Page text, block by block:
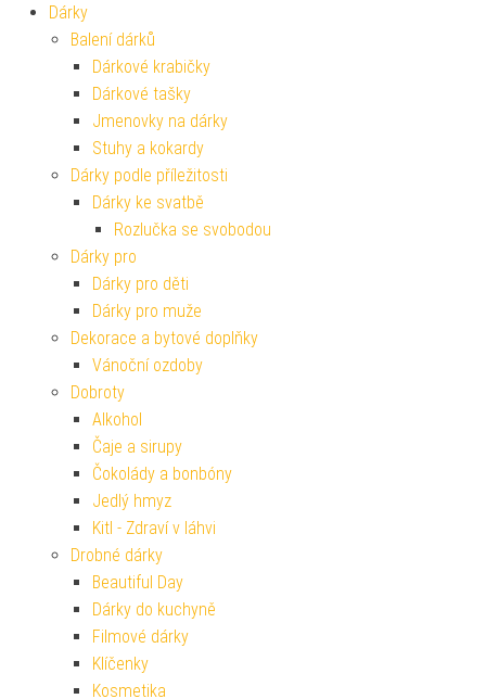
Dárky
Balení dárků
Dárkové krabičky
Dárkové tašky
Jmenovky na dárky
Stuhy a kokardy
Dárky podle příležitosti
Dárky ke svatbě
Rozlučka se svobodou
Dárky pro
Dárky pro děti
Dárky pro muže
Dekorace a bytové doplňky
Vánoční ozdoby
Dobroty
Alkohol
Čaje a sirupy
Čokolády a bonbóny
Jedlý hmyz
Kitl - Zdraví v láhvi
Drobné dárky
Beautiful Day
Dárky do kuchyně
Filmové dárky
Klíčenky
Kosmetika